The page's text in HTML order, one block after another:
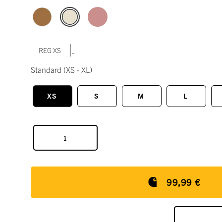
REG XS |
Standard (XS - XL)
XS S M L
99,99 €